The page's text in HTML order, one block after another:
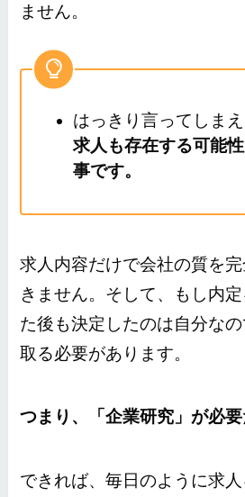
ません。
はっきり言ってしまえ
求人も存在する可能
事です。
求人内容だけで会社の質を
きません。そして、もし内
た後も決定したのは自分な
取る必要があります。
つまり、「企業研究」が必要
できれば、毎日のように求